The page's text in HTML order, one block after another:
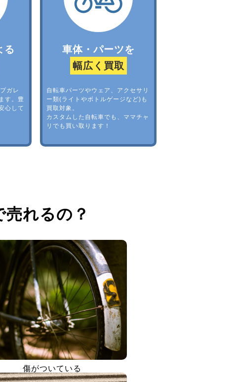
る
ガレ
す。豊
心して
車体・パーツを
幅広く買取
自転車パーツやウェア、アクセサリ
ー類(ライトやボトルゲージなど)も
買取対象。
カスタムした自転車でも、ママチャ
リでも買い取ります！
れるの？
傷がついている